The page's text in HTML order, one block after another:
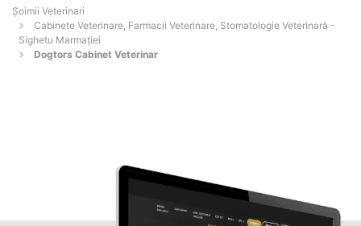
Șoimii Veterinari
Cabinete Veterinare, Farmacii Veterinare, Stomatologie Veterinară -
Sighetu Marmaţiei
Dogtors Cabinet Veterinar